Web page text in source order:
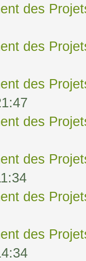
des
des
des
des
des
des
des